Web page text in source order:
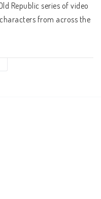
Republic series of video
from across the
fans to stage their own